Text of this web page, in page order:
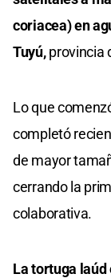
coriacea) en
Tuyú,provincia
Lo que
completó
de mayor
cerrando la
colaborativa.
La tortuga